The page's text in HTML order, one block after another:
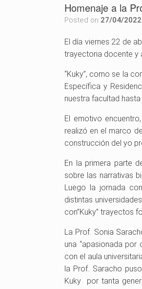
Homenaje a la
Posted on 27/04/2022
El día viernes 22 de
trayectoria docente y
“Kuky”, como se la
Específica y
nuestra facultad
El emotivo
realizó en el marco
construcción del yo
En la primera parte
sobre las narrativas
Luego la jornada
distintas
con”Kuky” trayectos
La Prof. Sonia
una “apasionada por
con el aula
la Prof. Saracho
Kuky por tanta